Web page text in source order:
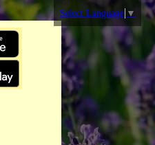
Select Language ▼